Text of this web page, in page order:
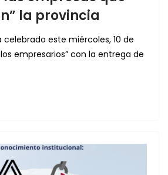
la provincia
celebrado este miércoles, 10 de
empresarios” con la entrega de